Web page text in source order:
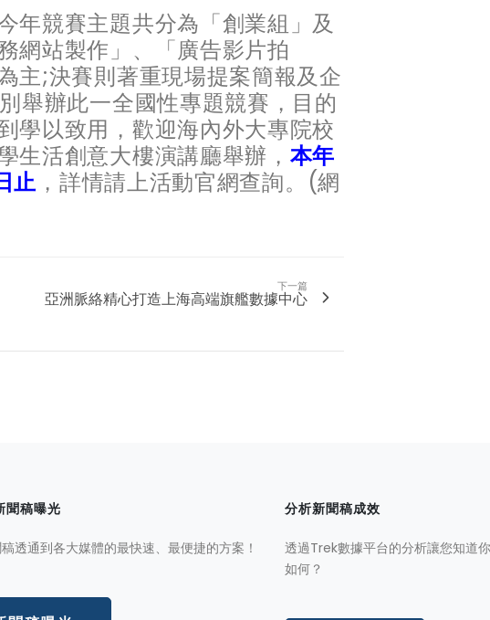
年競賽主題共分為「創業組」及
網站製作」、「廣告影片拍
主;決賽則著重現場提案簡報及企
舉辦此一全國性專題競賽，目的
學以致用，歡迎海內外大專院校
生活創意大樓演講廳舉辦， 本年
止 ，詳情請上活動官網查詢。(網
下一篇
亞洲脈絡精心打造上海高端旗艦數據中心
聞稿曝光
透通到各大媒體的最快速、最便捷的方案！
分析新聞稿成效
透過Trek數據平台的分析讓您知道
如何？